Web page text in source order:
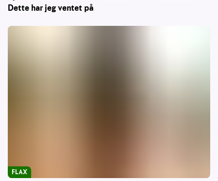
Dette har jeg ventet på
FLAX